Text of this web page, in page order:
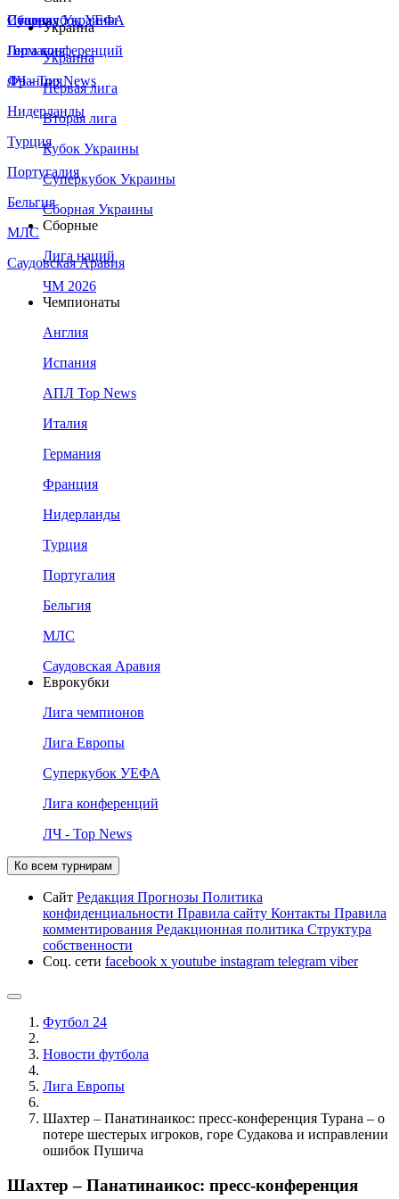
Сборная Украины
Италия
Германия
Франция
Нидерланды
Турция
Португалия
Бельгия
МЛС
Саудовская Аравия
Суперкубок УЕФА
Лига конференций
ЛЧ - Top News
Украина
Украина
Первая лига
Вторая лига
Кубок Украины
Суперкубок Украины
Сборная Украины
Сборные
Лига наций
ЧМ 2026
Чемпионаты
Англия
Испания
АПЛ Top News
Италия
Германия
Франция
Нидерланды
Турция
Португалия
Бельгия
МЛС
Саудовская Аравия
Еврокубки
Лига чемпионов
Лига Европы
Суперкубок УЕФА
Лига конференций
ЛЧ - Top News
Ко всем турнирам
Сайт Редакция Прогнозы Политика
конфиденциальности Правила сайту Контакты Правила
комментирования Редакционная политика Структура
собственности
Соц. сети facebook x youtube instagram telegram viber
Футбол 24
Новости футбола
Лига Европы
Шахтер – Панатинаикос: пресс-конференция Турана – о
потере шестерых игроков, горе Судакова и исправлении
ошибок Пушича
Шахтер – Панатинаикос: пресс-конференция